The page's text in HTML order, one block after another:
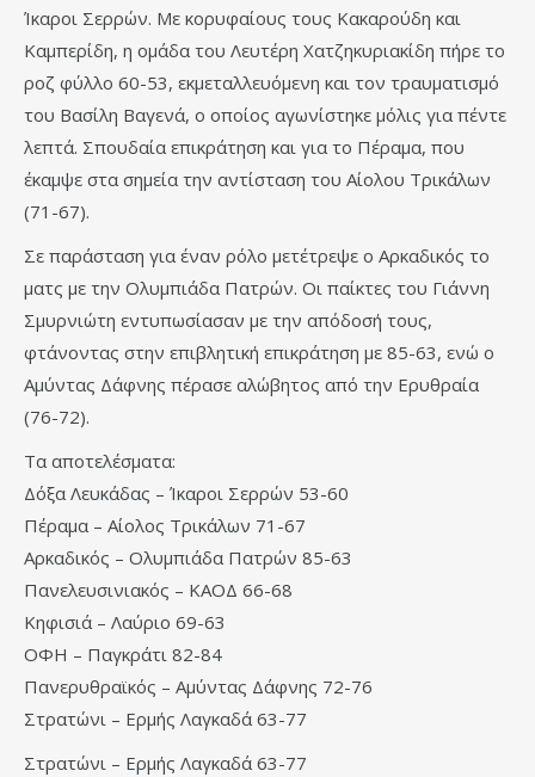
Ίκαροι Σερρών. Με κορυφαίους τους Κακαρούδη και
Καμπερίδη, η ομάδα του Λευτέρη Χατζηκυριακίδη πήρε το
ροζ φύλλο 60-53, εκμεταλλευόμενη και τον τραυματισμό
του Βασίλη Βαγενά, ο οποίος αγωνίστηκε μόλις για πέντε
λεπτά. Σπουδαία επικράτηση και για το Πέραμα, που
έκαμψε στα σημεία την αντίσταση του Αίολου Τρικάλων
(71-67).
Σε παράσταση για έναν ρόλο μετέτρεψε ο Αρκαδικός το
ματς με την Ολυμπιάδα Πατρών. Οι παίκτες του Γιάννη
Σμυρνιώτη εντυπωσίασαν με την απόδοσή τους,
φτάνοντας στην επιβλητική επικράτηση με 85-63, ενώ ο
Αμύντας Δάφνης πέρασε αλώβητος από την Ερυθραία
(76-72).
Τα αποτελέσματα:
Δόξα Λευκάδας – Ίκαροι Σερρών 53-60
Πέραμα – Αίολος Τρικάλων 71-67
Αρκαδικός – Ολυμπιάδα Πατρών 85-63
Πανελευσινιακός – ΚΑΟΔ 66-68
Κηφισιά – Λαύριο 69-63
ΟΦΗ – Παγκράτι 82-84
Πανερυθραϊκός – Αμύντας Δάφνης 72-76
Στρατώνι – Ερμής Λαγκαδά 63-77
Στρατώνι – Ερμής Λαγκαδά 63-77